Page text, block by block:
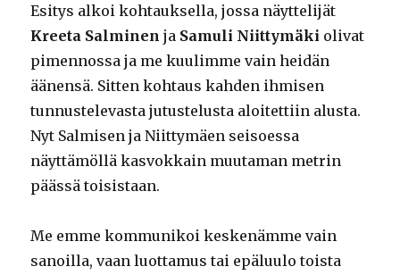
Esitys alkoi kohtauksella, jossa näyttelijät
Kreeta Salminen ja Samuli Niittymäki olivat
pimennossa ja me kuulimme vain heidän
äänensä. Sitten kohtaus kahden ihmisen
tunnustelevasta jutustelusta aloitettiin alusta.
Nyt Salmisen ja Niittymäen seisoessa
näyttämöllä kasvokkain muutaman metrin
päässä toisistaan.
Me emme kommunikoi keskenämme vain
sanoilla, vaan luottamus tai epäluulo toista